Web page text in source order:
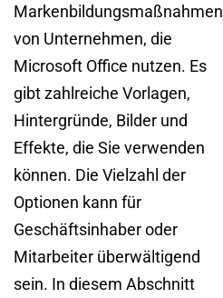
Markenbildungsmaßnahmen
von Unternehmen, die
Microsoft Office nutzen. Es
gibt zahlreiche Vorlagen,
Hintergründe, Bilder und
Effekte, die Sie verwenden
können. Die Vielzahl der
Optionen kann für
Geschäftsinhaber oder
Mitarbeiter überwältigend
sein. In diesem Abschnitt